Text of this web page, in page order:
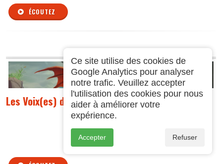
ÉCOUTEZ
Les Voix(es) du Scenarium du 08 01 2024
Ce site utilise des cookies de
Google Analytics pour analyser
notre trafic. Veuillez accepter
l'utilisation des cookies pour nous
aider à améliorer votre
expérience.
Accepter Refuser